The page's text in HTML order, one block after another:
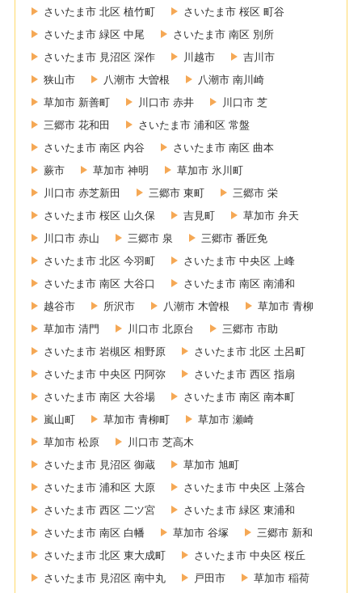
さいたま市 北区 植竹町
さいたま市 桜区 町谷
さいたま市 緑区 中尾
さいたま市 南区 別所
さいたま市 見沼区 深作
川越市
吉川市
狭山市
八潮市 大曽根
八潮市 南川崎
草加市 新善町
川口市 赤井
川口市 芝
三郷市 花和田
さいたま市 浦和区 常盤
さいたま市 南区 内谷
さいたま市 南区 曲本
蕨市
草加市 神明
草加市 氷川町
川口市 赤芝新田
三郷市 東町
三郷市 栄
さいたま市 桜区 山久保
吉見町
草加市 弁天
川口市 赤山
三郷市 泉
三郷市 番匠免
さいたま市 北区 今羽町
さいたま市 中央区 上峰
さいたま市 南区 大谷口
さいたま市 南区 南浦和
越谷市
所沢市 八潮市 木曽根
草加市 青柳
草加市 清門
川口市 北原台
三郷市 市助
さいたま市 岩槻区 相野原
さいたま市 北区 土呂町
さいたま市 中央区 円阿弥
さいたま市 西区 指扇
さいたま市 南区 大谷場
さいたま市 南区 南本町
嵐山町
草加市 青柳町
草加市 瀬崎
草加市 松原
川口市 芝高木
さいたま市 見沼区 御蔵
草加市 旭町
さいたま市 浦和区 大原
さいたま市 中央区 上落合
さいたま市 西区 二ツ宮
さいたま市 緑区 東浦和
さいたま市 南区 白幡
草加市 谷塚
三郷市 新和
さいたま市 北区 東大成町
さいたま市 中央区 桜丘
さいたま市 見沼区 南中丸
戸田市
草加市 稲荷